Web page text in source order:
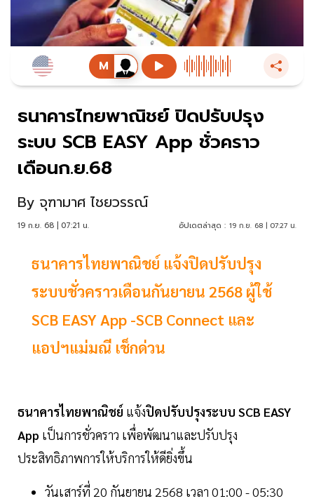
ธนาคารไทยพาณิชย์ ปิดปรับปรุง
ระบบ SCB EASY App ชั่วคราว
เดือนก.ย.68
By จุฑามาศ ไชยวรรณ์
19 ก.ย. 68 | 07:21 น. อัปเดตล่าสุด : 19 ก.ย. 68 | 07:27 น.
ธนาคารไทยพาณิชย์ แจ้งปิดปรับปรุง
ระบบชั่วคราวเดือนกันยายน 2568 ผู้ใช้
SCB EASY App -SCB Connect และ
แอปฯแม่มณี เช็กด่วน
ธนาคารไทยพาณิชย์ แจ้งปิดปรับปรุงระบบ SCB EASY
App เป็นการชั่วคราว เพื่อพัฒนาและปรับปรุง
ประสิทธิภาพการให้บริการให้ดียิ่งขึ้น
วันเสาร์ที่ 20 กันยายน 2568 เวลา 01:00 - 05:30